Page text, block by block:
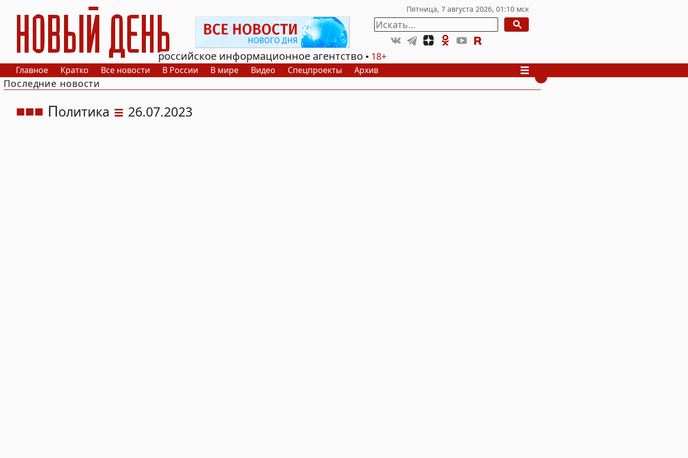
РИА Новый День
российское информационное агентство
18+
Главное Кратко Все новости В России В мире Видео Спецпроекты Архив
Последние новости
Политика 26.07.2023